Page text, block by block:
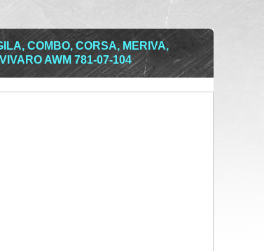
COMBO, CORSA, MERIVA,
AWM 781-07-104